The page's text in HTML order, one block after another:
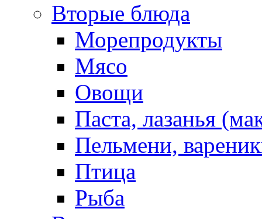
Вторые блюда
Морепродукты
Мясо
Овощи
Паста, лазанья
Пельмени,
Птица
Рыба